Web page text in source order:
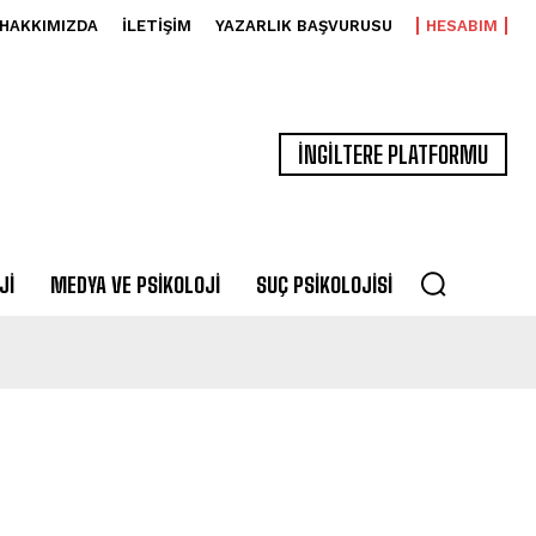
HAKKIMIZDA İLETIŞIM YAZARLIK BAŞVURUSU HESABIM
İNGİLTERE PLATFORMU
MEDYA VE PSIKOLOJI SUÇ PSIKOLOJISI